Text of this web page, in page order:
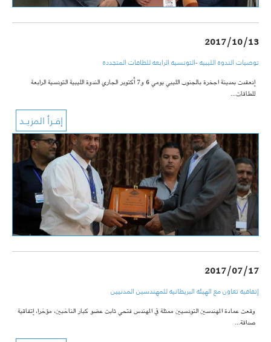
2017/10/13
توصيات الندوة الليبية -التونسية الرابعة للطاقات المتجددة
إنعقدت بمدينة اجخرة بالجنوب الليبي يومي 6 و7 أكتوبر الجاري الندوة الليبية التونسية الرابعة
للطاقات…
2017/07/17
إتفاقية تعاون مع الهيئة البريطانية للمهندسين المدنيين
وقعت عمادة المهندسين التونسيين ممثلة في المهندس فتحي ثابت عضو كبار الناخبين، مؤخرا، إتفاقية
صداقة…